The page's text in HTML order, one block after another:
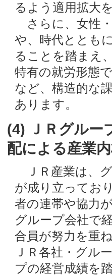
るよう適用拡大
さらに、女性
や、時代ととも
ることを踏まえ
特有の就労形態
など、構造的な
あります。
(4) ＪＲグルー
配による産業
ＪＲ産業は、
が成り立ってお
者の連帯や協力
グループ会社で
合員が努力を重
ＪＲ各社・グル
プの経営成績を